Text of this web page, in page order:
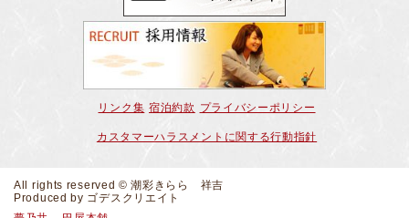
リンク集 宿泊約款 プライバシーポリシー
カスタマーハラスメントに関する行動指針
All rights reserved © 潮彩きらら 祥吉
Produced by ゴデスクリエイト